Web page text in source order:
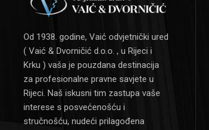
Od 1938. godine, Vaić odvjetnički ured
( Vaić & Dvorničić d.o.o. , u Rijeci i
Krku ) vaša je pouzdana destinacija
za profesionalne pravne savjete u
Rijeci. Naš iskusni tim zastupa vaše
interese s posvećenošću i
stručnošću, nudeći prilagođena